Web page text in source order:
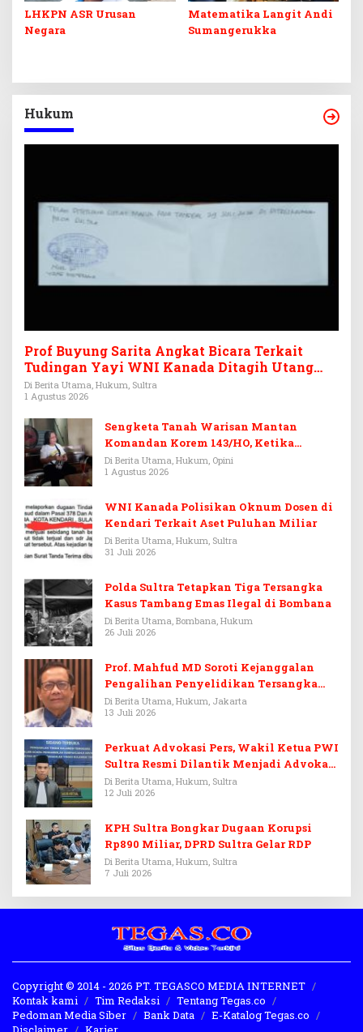
LHKPN ASR Urusan
Negara
Matematika Langit Andi
Sumangerukka
Hukum
Prof Buyung Sarita Angkat Bicara Terkait
Tudingan Yayi WNI Kanada Ditagih Utang
Rp3,6 Miliar
Di Berita Utama, Hukum, Sultra
1 Agustus 2026
Sengketa Tanah Warisan Mantan
Komandan Korem 143/HO, Ketika
Warisan Menjadi Arena Pemerasan
Di Berita Utama, Hukum, Opini
1 Agustus 2026
WNI Kanada Polisikan Oknum Dosen di
Kendari Terkait Aset Puluhan Miliar
Di Berita Utama, Hukum, Sultra
31 Juli 2026
Polda Sultra Tetapkan Tiga Tersangka
Kasus Tambang Emas Ilegal di Bombana
Di Berita Utama, Bombana, Hukum
26 Juli 2026
Prof. Mahfud MD Soroti Kejanggalan
Pengalihan Penyelidikan Tersangka
Febrie Adriansyah
Di Berita Utama, Hukum, Jakarta
13 Juli 2026
Perkuat Advokasi Pers, Wakil Ketua PWI
Sultra Resmi Dilantik Menjadi Advokat
PERADI
Di Berita Utama, Hukum, Sultra
12 Juli 2026
KPH Sultra Bongkar Dugaan Korupsi
Rp890 Miliar, DPRD Sultra Gelar RDP
Di Berita Utama, Hukum, Sultra
7 Juli 2026
Copyright © 2014 - 2026 PT. TEGASCO MEDIA INTERNET
Kontak kami
Tim Redaksi
Tentang Tegas.co
Pedoman Media Siber
Bank Data
E-Katalog Tegas.co